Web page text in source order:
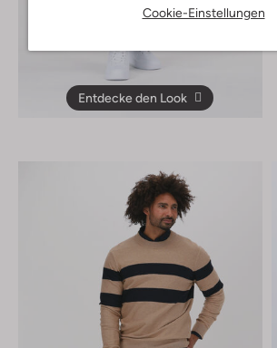
Cookie-Einstellungen
Entdecke den Look